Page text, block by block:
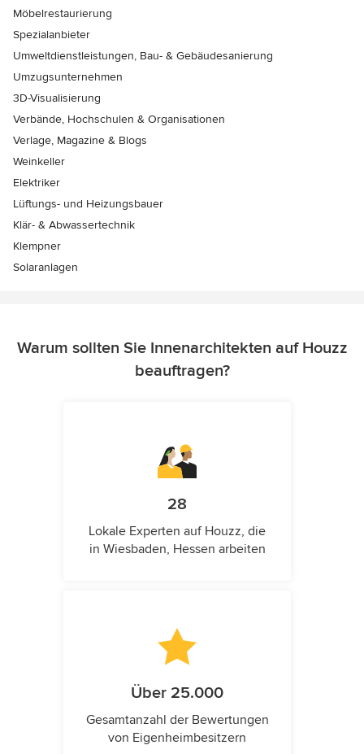
Möbelrestaurierung
Spezialanbieter
Umweltdienstleistungen, Bau- & Gebäudesanierung
Umzugsunternehmen
3D-Visualisierung
Verbände, Hochschulen & Organisationen
Verlage, Magazine & Blogs
Weinkeller
Elektriker
Lüftungs- und Heizungsbauer
Klär- & Abwassertechnik
Klempner
Solaranlagen
Warum sollten Sie Innenarchitekten auf Houzz
beauftragen?
28
Lokale Experten auf Houzz, die
in Wiesbaden, Hessen arbeiten
Über 25.000
Gesamtanzahl der Bewertungen
von Eigenheimbesitzern